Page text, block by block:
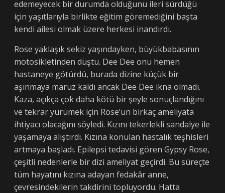
edemeyecek bir durumda olduğunu ileri sürdüğü
için yaşıtlarıyla birlikte eğitim göremediğini başta
kendi ailesi olmak üzere herkesi inandırdı.
Rose yaklaşık sekiz yaşındayken, büyükbabasının
motosikletinden düştü. Dee Dee onu hemen
hastaneye götürdü, burada dizine küçük bir
aşınmaya maruz kaldı ancak Dee Dee ikna olmadı.
Kaza, açıkça çok daha kötü bir şeyle sonuçlandığını
ve tekrar yürümek için Rose’un birkaç ameliyata
ihtiyacı olacağını söyledi. Kızını tekerlekli sandalye ile
yaşamaya alıştırdı. Kızına konulan hastalık teşhisleri
artmaya başladı. Epilepsi tedavisi gören Gypsy Rose,
çeşitli nedenlerle bir dizi ameliyat geçirdi. Bu süreçte
tüm hayatını kızına adayan fedakâr anne,
çevresindekilerin takdirini topluyordu. Hatta